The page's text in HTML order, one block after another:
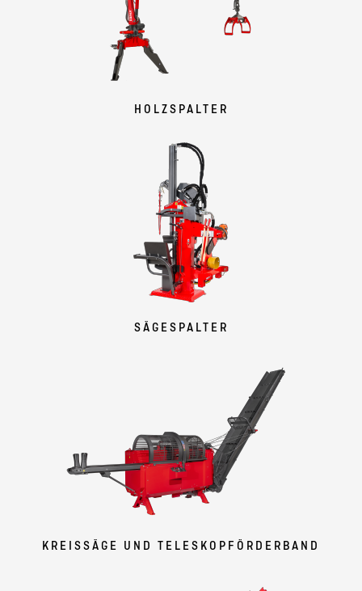
HOLZSPALTER
SÄGESPALTER
KREISSÄGE UND TELESKOPFÖRDERBAND